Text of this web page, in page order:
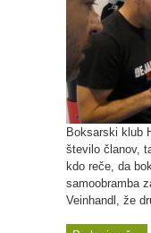
Boksarski klub
število članov,
kdo reče, da
samoobramba
Veinhandl, že